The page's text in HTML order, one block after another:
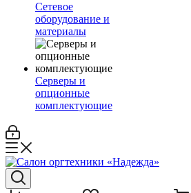
Сетевое
оборудование и
материалы
Серверы и
опционные
комплектующие